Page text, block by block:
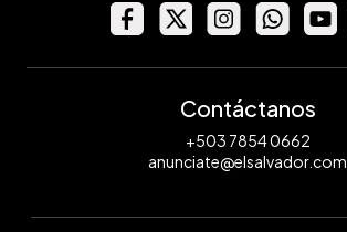
Contáctanos
+503 7854 0662
anunciate@elsalvador.com